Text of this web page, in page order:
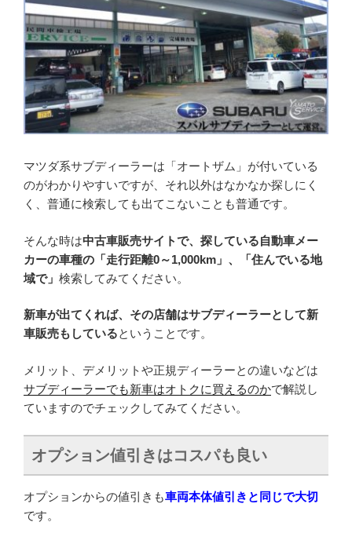
マツダ系サブディーラーは「オートザム」が付いている
のがわかりやすいですが、それ以外はなかなか探しにく
く、普通に検索しても出てこないことも普通です。
そんな時は中古車販売サイトで、探している自動車メー
カーの車種の「走行距離0～1,000km」、「住んでいる地
域で」 検索してみてください。
新車が出てくれば、その店舗はサブディーラーとして新
車販売もしているということです。
メリット、デメリットや正規ディーラーとの違いなどは
サブディーラーでも新車はオトクに買えるのかで解説し
ていますのでチェックしてみてください。
オプション値引きはコスパも良い
オプションからの値引きも車両本体値引きと同じで大切
です。